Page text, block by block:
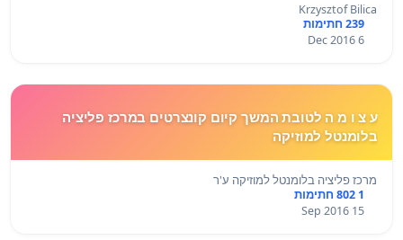
Krzysztof Bilica
239 חתימות
6 Dec 2016
ע צ ו מ ה לטובת המשך קיום קונצרטים במרכז פליציה
בלומנטל למוזיקה
מרכז פליציה בלומנטל למוזיקה ע'ר
1 802 חתימות
15 Sep 2016